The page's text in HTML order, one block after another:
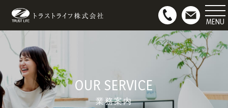
マンション用地募集
お問い合わせ
OUR SERVICE
業務案内